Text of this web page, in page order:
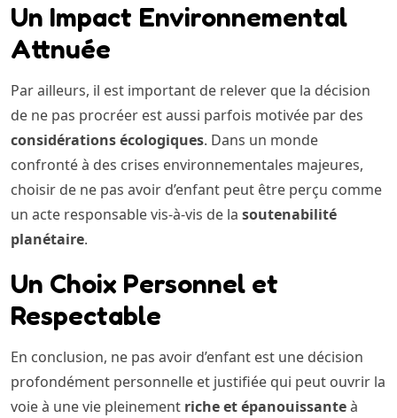
Un Impact Environnemental
Attnuée
Par ailleurs, il est important de relever que la décision
de ne pas procréer est aussi parfois motivée par des
considérations écologiques. Dans un monde
confronté à des crises environnementales majeures,
choisir de ne pas avoir d’enfant peut être perçu comme
un acte responsable vis-à-vis de la soutenabilité
planétaire.
Un Choix Personnel et
Respectable
En conclusion, ne pas avoir d’enfant est une décision
profondément personnelle et justifiée qui peut ouvrir la
voie à une vie pleinement riche et épanouissanteà